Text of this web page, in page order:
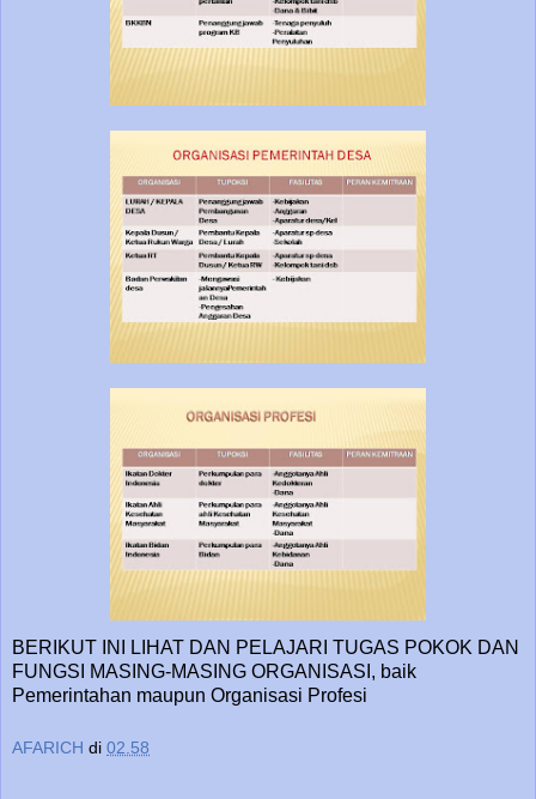
BERIKUT INI LIHAT DAN PELAJARI TUGAS POKOK DAN
FUNGSI MASING-MASING ORGANISASI, baik
Pemerintahan maupun Organisasi Profesi
AFARICH di 02.58